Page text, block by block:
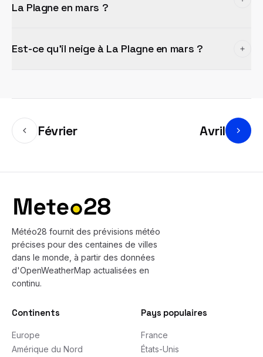
La Plagne en mars ?
Est-ce qu'il neige à La Plagne en mars ?
Février Avril
Météo28 fournit des prévisions météo
précises pour des centaines de villes
dans le monde, à partir des données
d'OpenWeatherMap actualisées en
continu.
Continents
Europe
Amérique du Nord
Pays populaires
France
États-Unis